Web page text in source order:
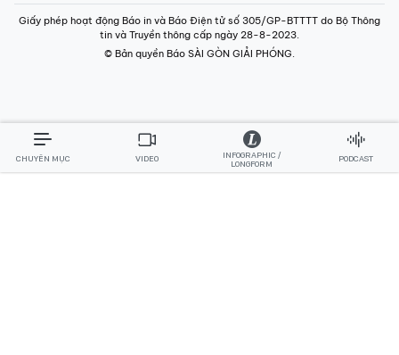
Giấy phép hoạt động Báo in và Báo Điện tử số 305/GP-BTTTT do Bộ Thông
tin và Truyền thông cấp ngày 28-8-2023.
© Bản quyền Báo SÀI GÒN GIẢI PHÓNG.
CHUYÊN MỤC VIDEO
INFOGRAPHIC /
LONGFORM
PODCAST